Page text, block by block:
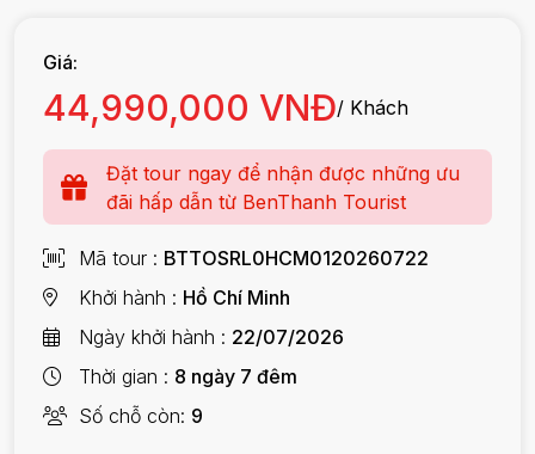
Giá:
44,990,000 VNĐ/ Khách
Đặt tour ngay để nhận được những ưu
đãi hấp dẫn từ BenThanh Tourist
Mã tour
BTTOSRL0HCM0120260722
Khởi hành
Hồ Chí Minh
Ngày khởi hành
22/07/2026
Thời gian
8 ngày 7 đêm
Số chỗ còn 9